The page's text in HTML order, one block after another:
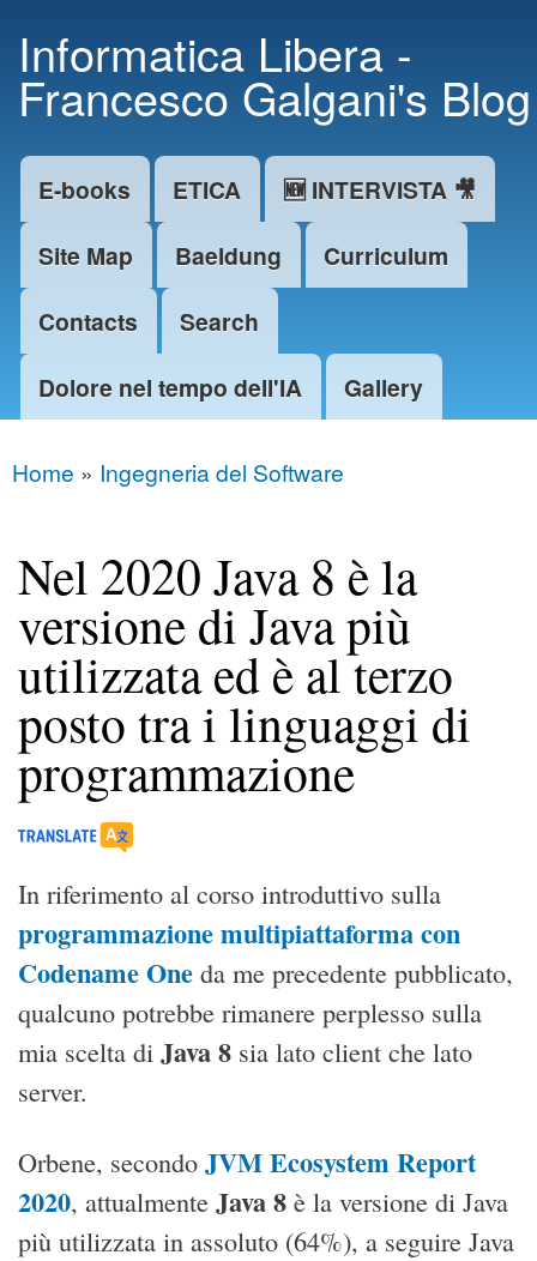
main
content
Informatica Libera -
Francesco Galgani's Blog
Main menu
E-books ETICA
🆕 INTERVISTA 🎥
Site Map
Baeldung
Curriculum
Contacts
Search
Dolore nel tempo dell'IA
Gallery
You are here
Home » Ingegneria del Software
Nel 2020 Java 8 è la
versione di Java più
utilizzata ed è al terzo
posto tra i linguaggi di
programmazione
In riferimento al corso introduttivo sulla
programmazione multipiattaforma con
Codename One da me precedente pubblicato,
qualcuno potrebbe rimanere perplesso sulla
mia scelta di Java 8 sia lato client che lato
server.
Orbene, secondo JVM Ecosystem Report
2020, attualmente Java 8 è la versione di Java
più utilizzata in assoluto (64%), a seguire Java